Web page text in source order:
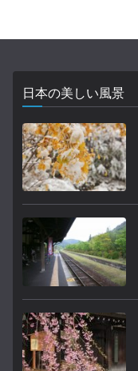
日本の美しい風景